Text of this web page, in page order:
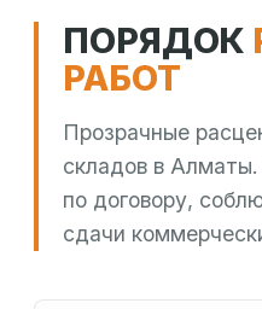
ПОРЯДОК
РАБОТ
Прозрачные
складов в
по договору,
сдачи